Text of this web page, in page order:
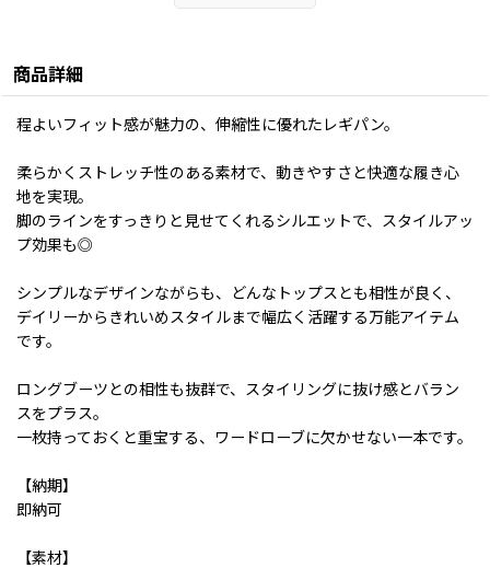
商品詳細
程よいフィット感が魅力の、伸縮性に優れたレギパン。
柔らかくストレッチ性のある素材で、動きやすさと快適な履き心
地を実現。
脚のラインをすっきりと見せてくれるシルエットで、スタイルアッ
プ効果も◎
シンプルなデザインながらも、どんなトップスとも相性が良く、
デイリーからきれいめスタイルまで幅広く活躍する万能アイテム
です。
ロングブーツとの相性も抜群で、スタイリングに抜け感とバラン
スをプラス。
一枚持っておくと重宝する、ワードローブに欠かせない一本です。
【納期】
即納可
【素材】